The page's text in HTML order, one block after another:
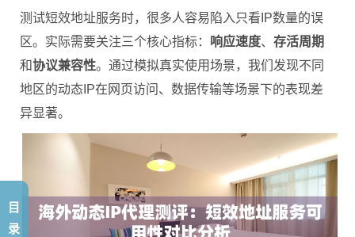
测试短效地址服务时，很多人容易陷入只看IP数量的误
区。实际需要关注三个核心指标：
响应速度、 存活周期
和协议兼容性。通过模拟真实使用场景，我们发现不同
地区的动态IP在网页访问、数据传输等场景下的表现差
异显著。
目
录